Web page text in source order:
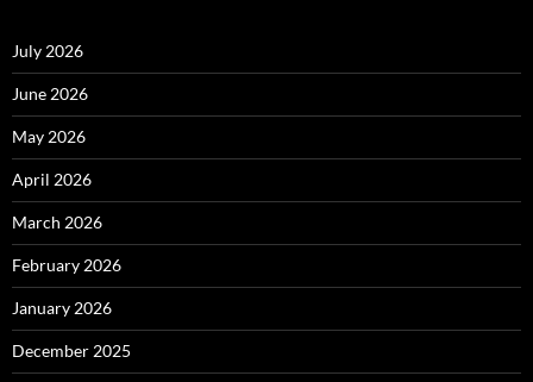
July 2026
June 2026
May 2026
April 2026
March 2026
February 2026
January 2026
December 2025